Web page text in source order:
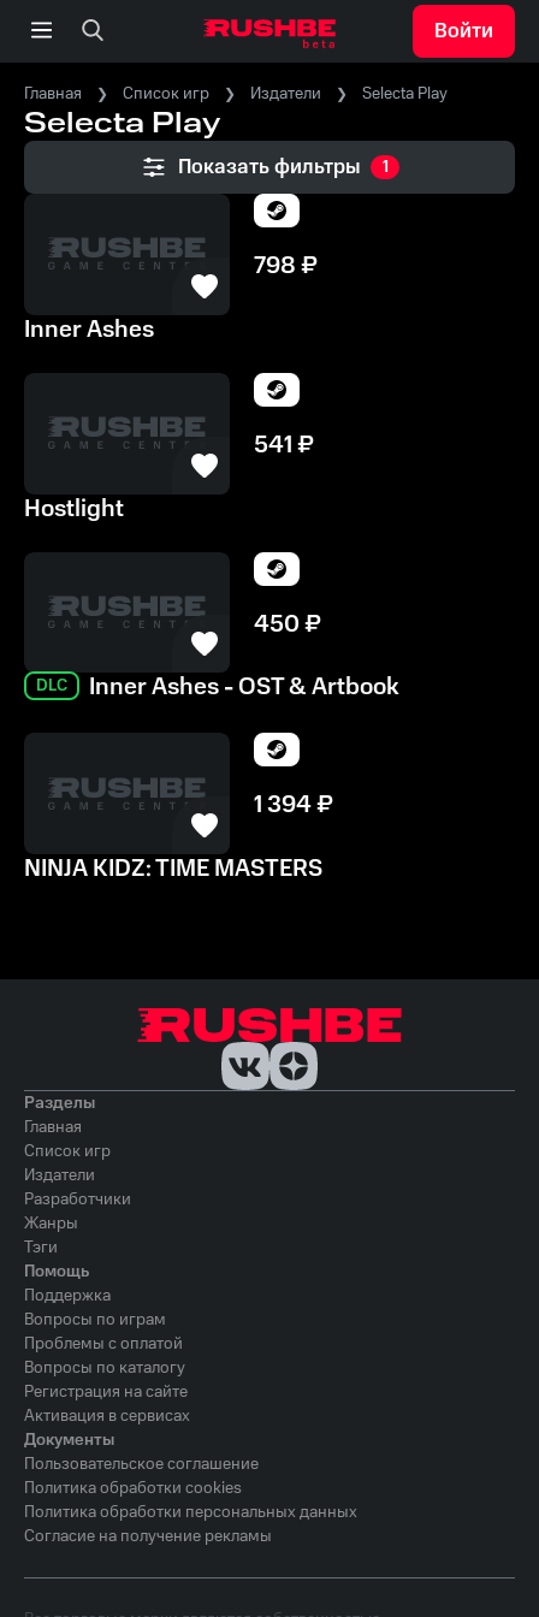
Войти
Главная Список игр Издатели Selecta Play
Selecta Play
Показать фильтры 1
798₽
Inner Ashes
541₽
Hostlight
450₽
DLC Inner Ashes - OST & Artbook
1 394₽
NINJA KIDZ: TIME MASTERS
Разделы
Главная
Список игр
Издатели
Разработчики
Жанры
Тэги
Помощь
Поддержка
Вопросы по играм
Проблемы с оплатой
Вопросы по каталогу
Регистрация на сайте
Активация в сервисах
Документы
Пользовательское соглашение
Политика обработки cookies
Политика обработки персональных данных
Согласие на получение рекламы